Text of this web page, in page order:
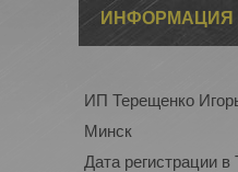
ИНФОРМАЦИЯ
ИП Терещенко
Минск
Дата регистрации